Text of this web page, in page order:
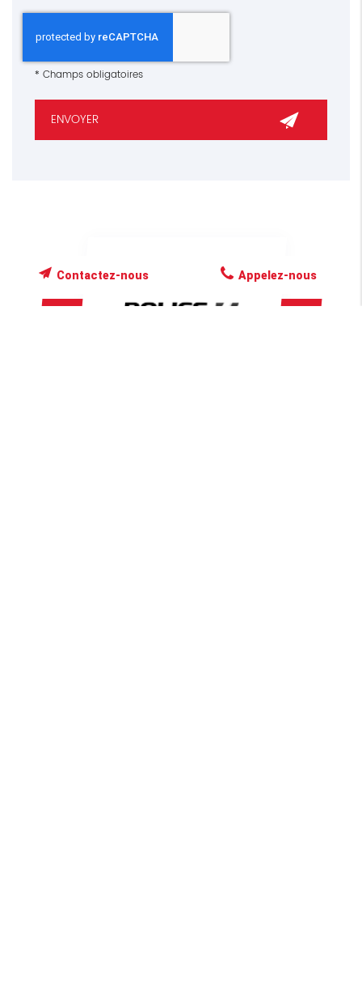
* Champs obligatoires
Appelez-nous
Contactez-nous